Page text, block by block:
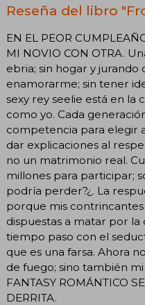
Reseña del libro
EN EL PEOR
MI NOVIO CON OTRA.
ebria; sin hogar y jurando
enamorarme; sin tener
sexy rey seelie está en la
como yo. Cada
competencia para elegir
dar explicaciones al
no un matrimonio real.
millones para participar;
podría perder?¿. La
porque mis
dispuestas a matar por la
tiempo paso con el
que es una farsa. Ahora
de fuego; sino también mi
FANTASY ROMÁNTICO
DERRITA.